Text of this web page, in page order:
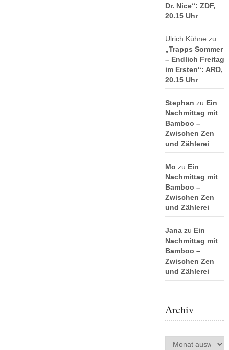
Dr. Nice“: ZDF,
20.15 Uhr
Ulrich Kühne zu
„Trapps Sommer
– Endlich Freitag
im Ersten“: ARD,
20.15 Uhr
Stephan zu Ein
Nachmittag mit
Bamboo –
Zwischen Zen
und Zählerei
Mo zu Ein
Nachmittag mit
Bamboo –
Zwischen Zen
und Zählerei
Janazu Ein
Nachmittag mit
Bamboo –
Zwischen Zen
und Zählerei
Archiv
Archiv